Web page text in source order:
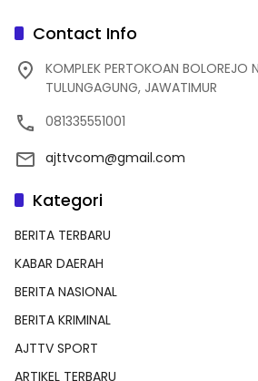
Contact Info
KOMPLEK PERTOKOAN BOLOREJO
TULUNGAGUNG, JAWATIMUR
081335551001
ajttvcom@gmail.com
Kategori
BERITA TERBARU
KABAR DAERAH
BERITA NASIONAL
BERITA KRIMINAL
AJTTV SPORT
ARTIKEL TERBARU